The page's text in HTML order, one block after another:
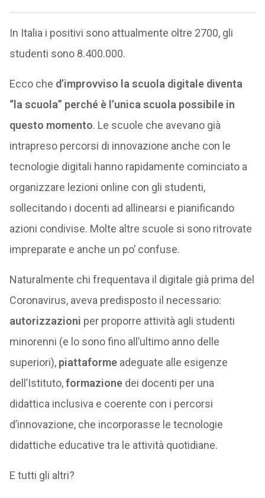
In Italia i positivi sono attualmente oltre 2700, gli
studenti sono 8.400.000.
Ecco che d’improvviso la scuola digitale diventa
“la scuola” perché è l’unica scuola possibile in
questo momento. Le scuole che avevano già
intrapreso percorsi di innovazione anche con le
tecnologie digitali hanno rapidamente cominciato a
organizzare lezioni online con gli studenti,
sollecitando i docenti ad allinearsi e pianificando
azioni condivise. Molte altre scuole si sono ritrovate
impreparate e anche un po’ confuse.
Naturalmente chi frequentava il digitale già prima del
Coronavirus, aveva predisposto il necessario:
autorizzazioni per proporre attività agli studenti
minorenni (e lo sono fino all’ultimo anno delle
superiori), piattaformeadeguate alle esigenze
dell’Istituto,formazionedei docenti per una
didattica inclusiva e coerente con i percorsi
d’innovazione, che incorporasse le tecnologie
didattiche educative tra le attività quotidiane.
E tutti gli altri?